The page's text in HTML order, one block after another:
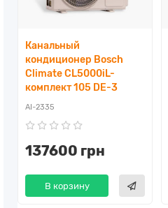
Канальный
кондиционер Bosch
Climate CL5000iL-
комплект 105 DE-3
AI-2335
137600 грн
В корзину